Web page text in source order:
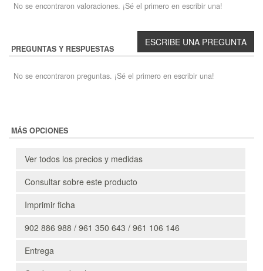
No se encontraron valoraciones. ¡Sé el primero en escribir una!
PREGUNTAS Y RESPUESTAS
No se encontraron preguntas. ¡Sé el primero en escribir una!
MÁS OPCIONES
Ver todos los precios y medidas
Consultar sobre este producto
Imprimir ficha
902 886 988 / 961 350 643 / 961 106 146
Entrega